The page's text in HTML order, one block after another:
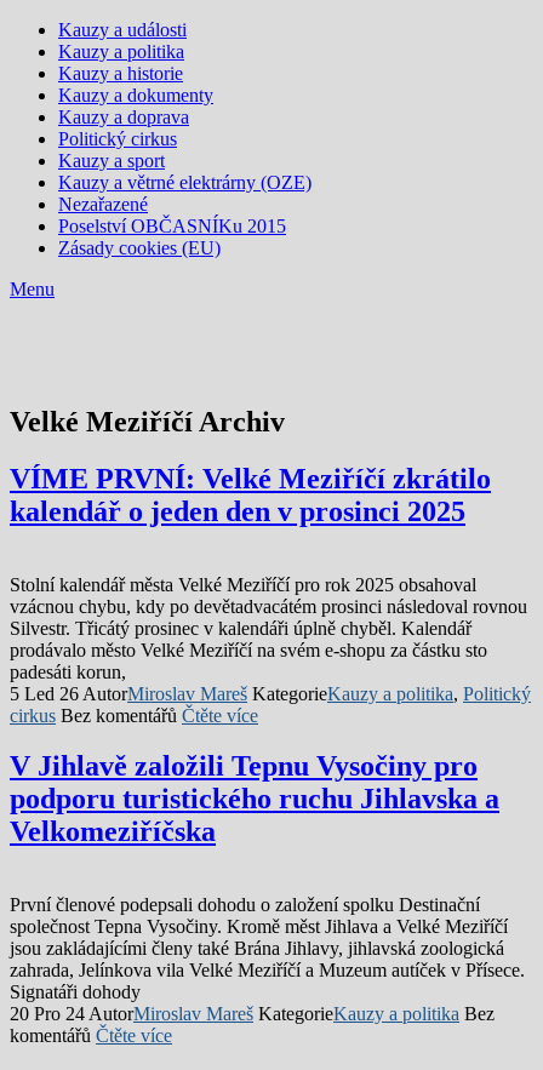
Kauzy a události
Kauzy a politika
Kauzy a historie
Kauzy a dokumenty
Kauzy a doprava
Politický cirkus
Kauzy a sport
Kauzy a větrné elektrárny (OZE)
Nezařazené
Poselství OBČASNÍKu 2015
Zásady cookies (EU)
Menu
Velké Meziříčí Archiv
VÍME PRVNÍ: Velké Meziříčí zkrátilo
kalendář o jeden den v prosinci 2025
Stolní kalendář města Velké Meziříčí pro rok 2025 obsahoval
vzácnou chybu, kdy po devětadvacátém prosinci následoval rovnou
Silvestr. Třicátý prosinec v kalendáři úplně chyběl. Kalendář
prodávalo město Velké Meziříčí na svém e-shopu za částku sto
padesáti korun,
5 Led 26 AutorMiroslav Mareš KategorieKauzy a politika, Politický
cirkus Bez komentářů Čtěte více
V Jihlavě založili Tepnu Vysočiny pro
podporu turistického ruchu Jihlavska a
Velkomeziříčska
První členové podepsali dohodu o založení spolku Destinační
společnost Tepna Vysočiny. Kromě měst Jihlava a Velké Meziříčí
jsou zakládajícími členy také Brána Jihlavy, jihlavská zoologická
zahrada, Jelínkova vila Velké Meziříčí a Muzeum autíček v Přísece.
Signatáři dohody
20 Pro 24 AutorMiroslav Mareš KategorieKauzy a politika Bez
komentářů Čtěte více